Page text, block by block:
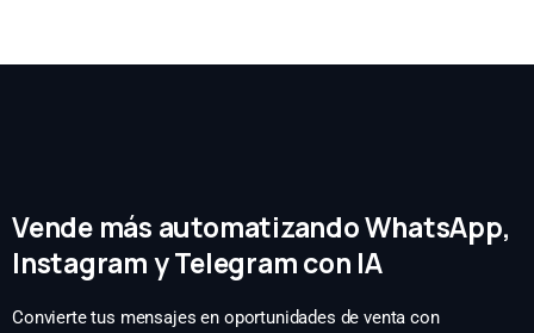
Vende más automatizando WhatsApp,
Instagram y Telegram con IA
Convierte tus mensajes en oportunidades de venta con